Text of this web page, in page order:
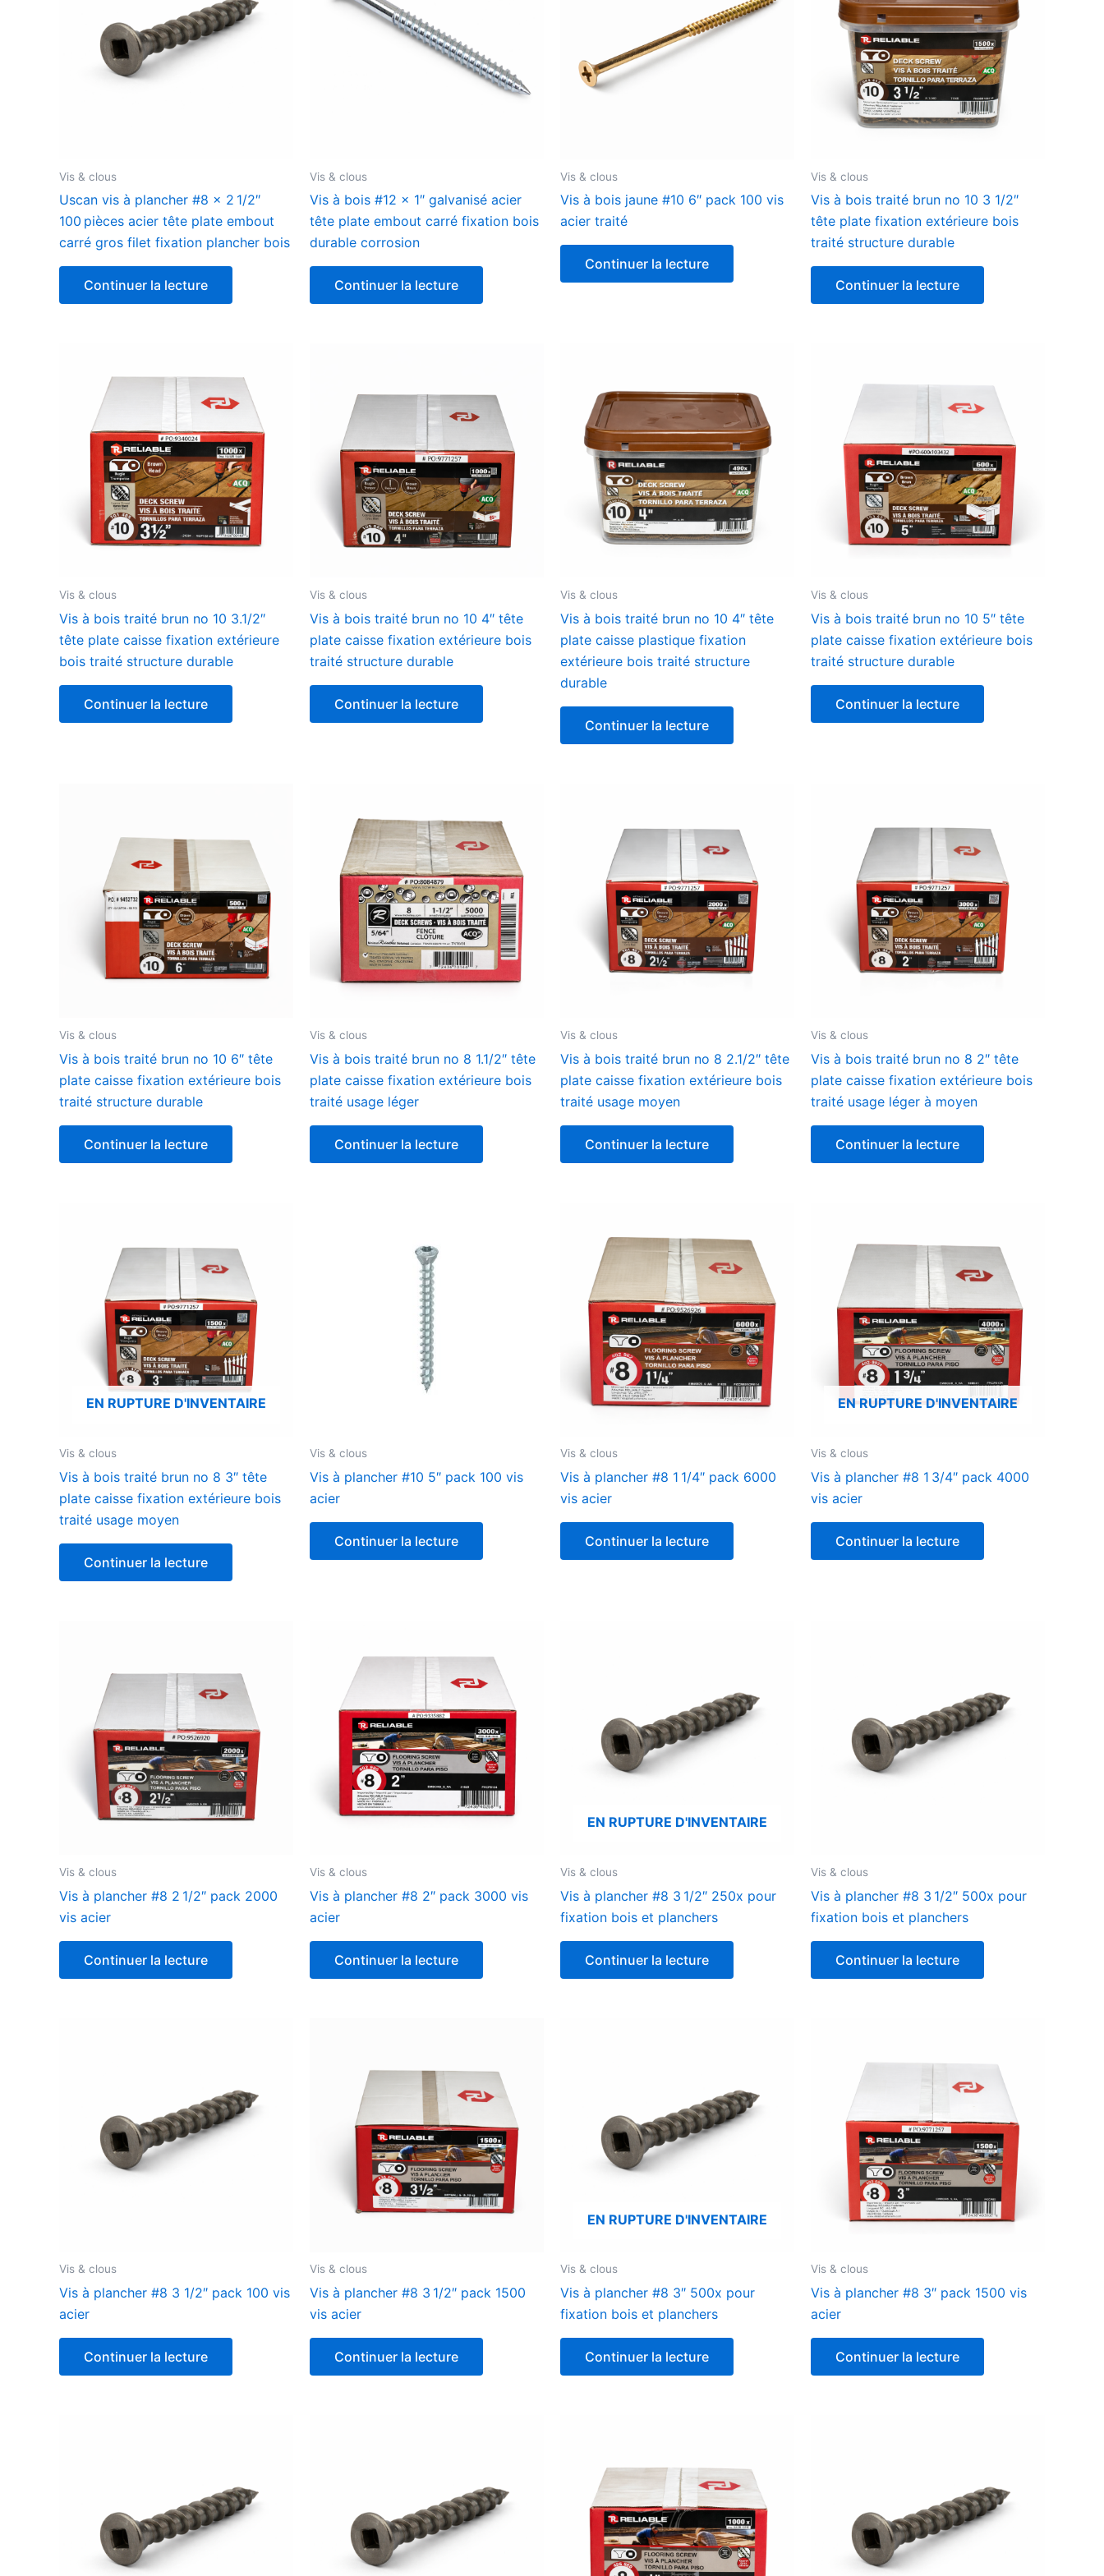
Vis & clous
Uscan vis à plancher #8 x 2 1/2″
100 pièces acier tête plate embout
carré gros filet fixation plancher bois
Continuer la lecture
Vis & clous
Vis à bois #12 x 1″ galvanisé acier
tête plate embout carré fixation bois
durable corrosion
Continuer la lecture
Vis & clous
Vis à bois jaune #10 6″ pack 100 vis
acier traité
Continuer la lecture
Vis & clous
Vis à bois traité brun no 10 3 1/2″
tête plate fixation extérieure bois
traité structure durable
Continuer la lecture
Vis & clous
Vis à bois traité brun no 10 3.1/2″
tête plate caisse fixation extérieure
bois traité structure durable
Continuer la lecture
Vis & clous
Vis à bois traité brun no 10 4″ tête
plate caisse fixation extérieure bois
traité structure durable
Continuer la lecture
Vis & clous
Vis à bois traité brun no 10 4″ tête
plate caisse plastique fixation
extérieure bois traité structure
durable
Continuer la lecture
Vis & clous
Vis à bois traité brun no 10 5″ tête
plate caisse fixation extérieure bois
traité structure durable
Continuer la lecture
Vis & clous
Vis à bois traité brun no 10 6″ tête
plate caisse fixation extérieure bois
traité structure durable
Continuer la lecture
Vis & clous
Vis à bois traité brun no 8 1.1/2″ tête
plate caisse fixation extérieure bois
traité usage léger
Continuer la lecture
Vis & clous
Vis à bois traité brun no 8 2.1/2″ tête
plate caisse fixation extérieure bois
traité usage moyen
Continuer la lecture
Vis & clous
Vis à bois traité brun no 8 2″ tête
plate caisse fixation extérieure bois
traité usage léger à moyen
Continuer la lecture
EN RUPTURE D'INVENTAIRE
Vis & clous
Vis à bois traité brun no 8 3″ tête
plate caisse fixation extérieure bois
traité usage moyen
Continuer la lecture
Vis & clous
Vis à plancher #10 5″ pack 100 vis
acier
Continuer la lecture
Vis & clous
Vis à plancher #8 1 1/4″ pack 6000
vis acier
Continuer la lecture
EN RUPTURE D'INVENTAIRE
Vis & clous
Vis à plancher #8 1 3/4″ pack 4000
vis acier
Continuer la lecture
Vis & clous
Vis à plancher #8 2 1/2″ pack 2000
vis acier
Continuer la lecture
Vis & clous
Vis à plancher #8 2″ pack 3000 vis
acier
Continuer la lecture
EN RUPTURE D'INVENTAIRE
Vis & clous
Vis à plancher #8 3 1/2″ 250x pour
fixation bois et planchers
Continuer la lecture
Vis & clous
Vis à plancher #8 3 1/2″ 500x pour
fixation bois et planchers
Continuer la lecture
Vis & clous
Vis à plancher #8 3 1/2″ pack 100 vis
acier
Continuer la lecture
Vis & clous
Vis à plancher #8 3 1/2″ pack 1500
vis acier
Continuer la lecture
EN RUPTURE D'INVENTAIRE
Vis & clous
Vis à plancher #8 3″ 500x pour
fixation bois et planchers
Continuer la lecture
Vis & clous
Vis à plancher #8 3″ pack 1500 vis
acier
Continuer la lecture